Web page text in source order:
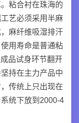
粘合衬在珠海的
艺必须采用半麻
麻纤维吸湿排汗
用寿命是普通粘
品试身环节翻开
持在主力产品中
传统上只出现在
统下放到2000-4